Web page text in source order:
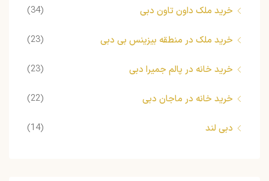
خرید ملک داون تاون دبی (34)
خرید ملک در منطقه بیزینس بی دبی (23)
خرید خانه در پالم جمیرا دبی (23)
خرید خانه در ماجان دبی (22)
دبی لند (14)